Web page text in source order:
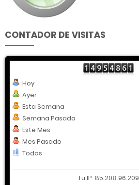
CONTADOR DE VISITAS
Hoy
Ayer
Esta Semana
Semana Pasada
Este Mes
Mes Pasado
Todos
Tu IP: 85.208.96.209